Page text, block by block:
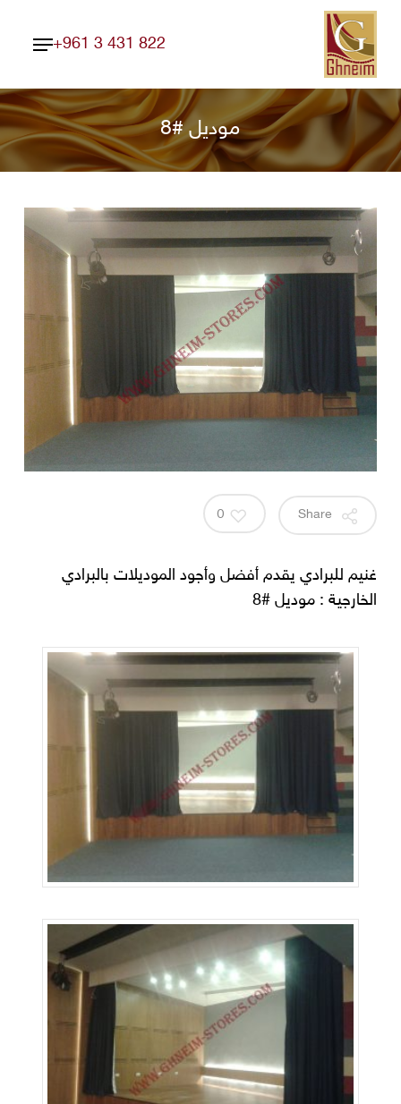
Skip
main
content
+961 3 431 822
Menu
موديل #8
0
غنيم للبرادي يقدم أفضل وأجود الموديلات بالبرادي
الخارجية : موديل #8
Close
Menu